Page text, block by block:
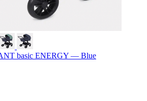
basic ENERGY — Blue